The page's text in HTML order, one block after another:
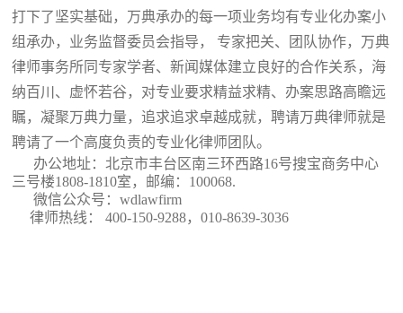
打下了坚实基础，万典承办的每一项业务均有专业化办案小
组承办，业务监督委员会指导， 专家把关、团队协作，万典
律师事务所同专家学者、新闻媒体建立良好的合作关系，海
纳百川、虚怀若谷，对专业要求精益求精、办案思路高瞻远
瞩，凝聚万典力量，追求追求卓越成就，聘请万典律师就是
聘请了一个高度负责的专业化律师团队。
办公地址：北京市丰台区南三环西路16号搜宝商务中心
三号楼1808-1810室 ，邮编：100068.
微信公众号：wdlawfirm
律师热线： 400-150-9288，010-8639-3036